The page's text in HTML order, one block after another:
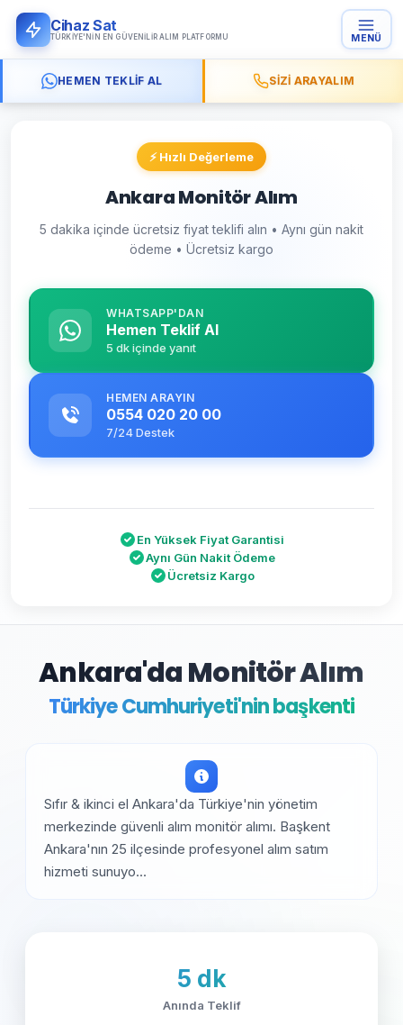
Cihaz Sat
TÜRKIYE'NIN EN GÜVENILIR ALIM PLATFORMU MENÜ
HEMEN TEKLIF AL SIZI ARAYALIM
⚡ Hızlı Değerleme
Ankara Monitör Alım
5 dakika içinde ücretsiz fiyat teklifi alın • Aynı gün nakit
ödeme • Ücretsiz kargo
WHATSAPP'DAN
Hemen Teklif Al
5 dk içinde yanıt
HEMEN ARAYIN
0554 020 20 00
7/24 Destek
En Yüksek Fiyat Garantisi
Aynı Gün Nakit Ödeme
Ücretsiz Kargo
Ankara'da Monitör Alım
Türkiye Cumhuriyeti'nin başkenti
Sıfır & ikinci el Ankara'da Türkiye'nin yönetim
merkezinde güvenli alım monitör alımı. Başkent
Ankara'nın 25 ilçesinde profesyonel alım satım
hizmeti sunuyo...
5 dk
Anında Teklif